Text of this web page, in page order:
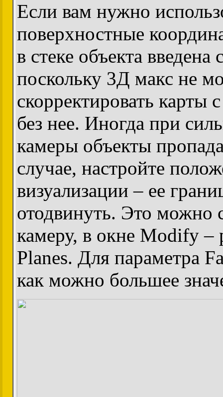
Если вам нужно
поверхностные
в стеке объекта введена
поскольку 3Д макс не
скорректировать карты
без нее. Иногда при
камеры объекты
случае, настройте
визуализации – ее
отодвинуть. Это можно
камеру, в окне Modify –
Planes. Для параметра
как можно большее